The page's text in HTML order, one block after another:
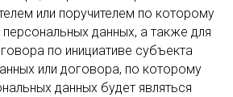
или поручителем по которому
персональных данных, а также для
по инициативе субъекта
или договора, по которому
данных будет являться